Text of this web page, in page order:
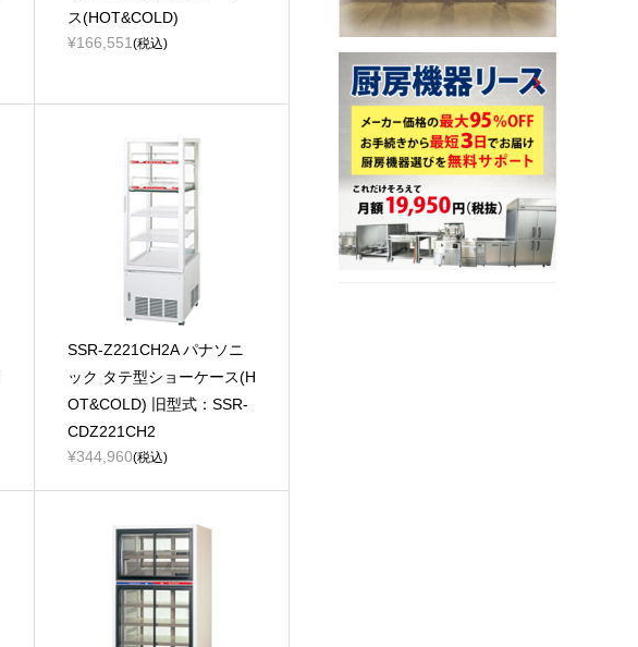
ス(HOT&COLD)
¥166,551 (税込)
SSR-Z221CH2A パナソニ
ック タテ型ショーケース(H
OT&COLD) 旧型式：SSR-
CDZ221CH2
¥344,960(税込)